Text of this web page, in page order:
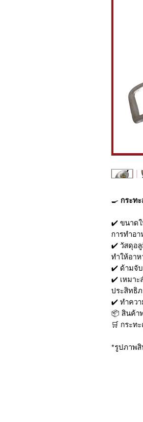
🍳 กระท
✔️ ขนาดใ
การทำอ
✔️ วัสดุอลู
ทำให้อาห
✔️ ด้ามจับ
✔️ เหมาะ
ประสิทธิ
✔️ ทำควา
📦 สินค้า
🛒 กระท
*รูปภาพสิ